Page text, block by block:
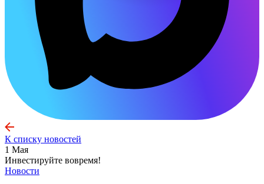
К списку новостей
1 Мая
Инвестируйте вовремя!
Новости